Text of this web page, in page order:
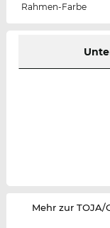
Rahmen-Farbe
‌Mehr zur